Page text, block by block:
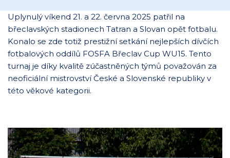
Uplynulý víkend 21. a 22. června 2025 patřil na
břeclavských stadionech Tatran a Slovan opět fotbalu.
Konalo se zde totiž prestižní setkání nejlepších dívčích
fotbalových oddílů FOSFA Břeclav Cup WU15. Tento
turnaj je díky kvalitě zúčastněných týmů považován za
neoficiální mistrovství České a Slovenské republiky v
této věkové kategorii.